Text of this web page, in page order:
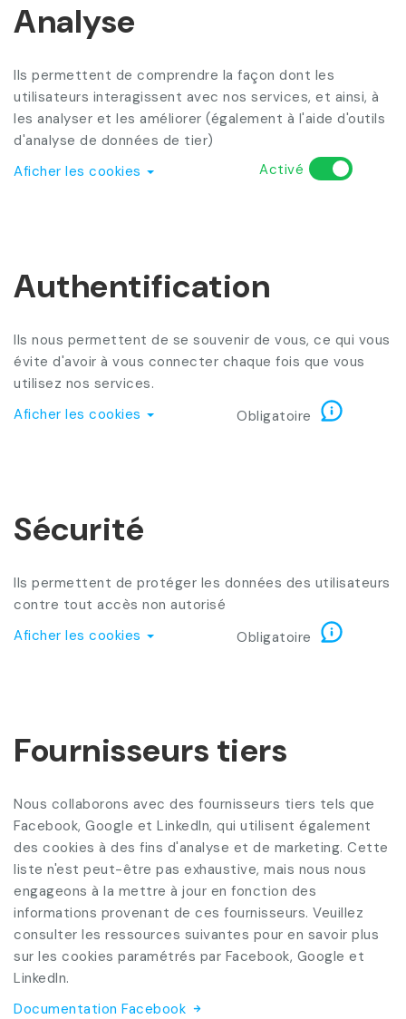
Analyse
Ils permettent de comprendre la façon dont les
utilisateurs interagissent avec nos services, et ainsi, à
les analyser et les améliorer (également à l'aide d'outils
d'analyse de données de tier)
Aficher les cookies
Activé
Authentification
Ils nous permettent de se souvenir de vous, ce qui vous
évite d'avoir à vous connecter chaque fois que vous
utilisez nos services.
Aficher les cookies
Obligatoire
Sécurité
Ils permettent de protéger les données des utilisateurs
contre tout accès non autorisé
Aficher les cookies
Obligatoire
Fournisseurs tiers
Nous collaborons avec des fournisseurs tiers tels que
Facebook, Google et LinkedIn, qui utilisent également
des cookies à des fins d'analyse et de marketing. Cette
liste n'est peut-être pas exhaustive, mais nous nous
engageons à la mettre à jour en fonction des
informations provenant de ces fournisseurs. Veuillez
consulter les ressources suivantes pour en savoir plus
sur les cookies paramétrés par Facebook, Google et
LinkedIn.
Documentation Facebook